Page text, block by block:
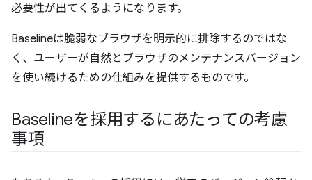
必要性が出てくるようになります。
Baselineは脆弱なブラウザを明示的に排除するのではな
く、ユーザーが自然とブラウザのメンテナンスバージョン
を使い続けるための仕組みを提供するものです。
Baselineを採用するにあたっての考慮
事項